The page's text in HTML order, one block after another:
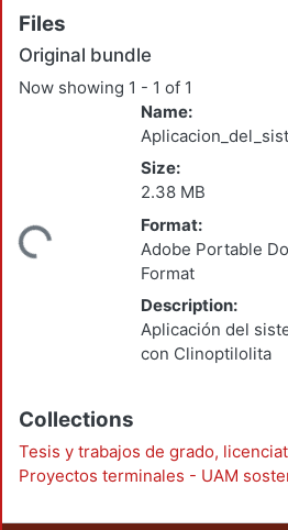
Files
Original bundle
Now showing 1 - 1 of 1
Name:
Size:
2.38 MB
Format:
Adobe Portable
Format
Description:
Aplicación del
con Clinoptilolita
Collections
Tesis y trabajos de grado,
Proyectos terminales - UAM